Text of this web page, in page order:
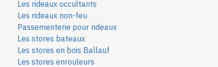
Les rideaux occultants
Les rideaux non-feu
Passementerie pour rideaux
Les stores bateaux
Les stores en bois Ballauf
Les stores enrouleurs